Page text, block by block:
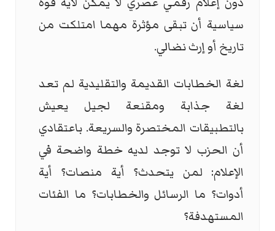
سياسية أن تبقى مؤثرة مهما امتلكت من
تاريخ أو إرث نضالي.
لغة الخطابات القديمة والتقليدية لم تعد
لغة جذابة ومقنعة لجيل يعيش
بالتطبيقات المختصرة والسريعة. باعتقادي
أن الحزب لا توجد لديه خطة واضحة في
الإعلام: لمن يتحدث؟ أية منصات؟ أية
أدوات؟ ما الرسائل والخطابات؟ ما الفئات
المستهدفة؟